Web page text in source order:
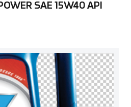
SAE 15W40 API